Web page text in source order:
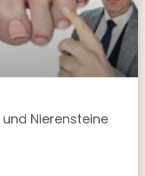
Nierensteine